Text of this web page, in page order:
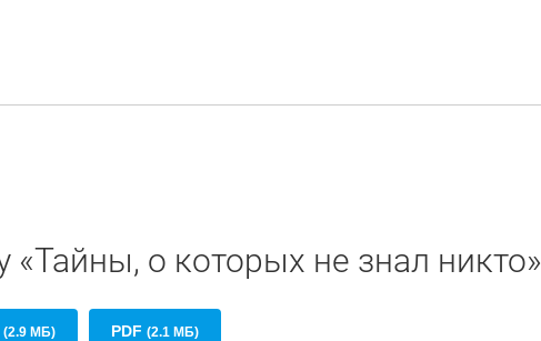
«Тайны, о которых не знал никто»
(2.9 МБ) PDF (2.1 МБ)